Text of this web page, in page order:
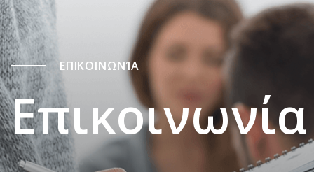
ΕΠΙΚΟΙΝΩΝΊΑ
Επικοινωνία